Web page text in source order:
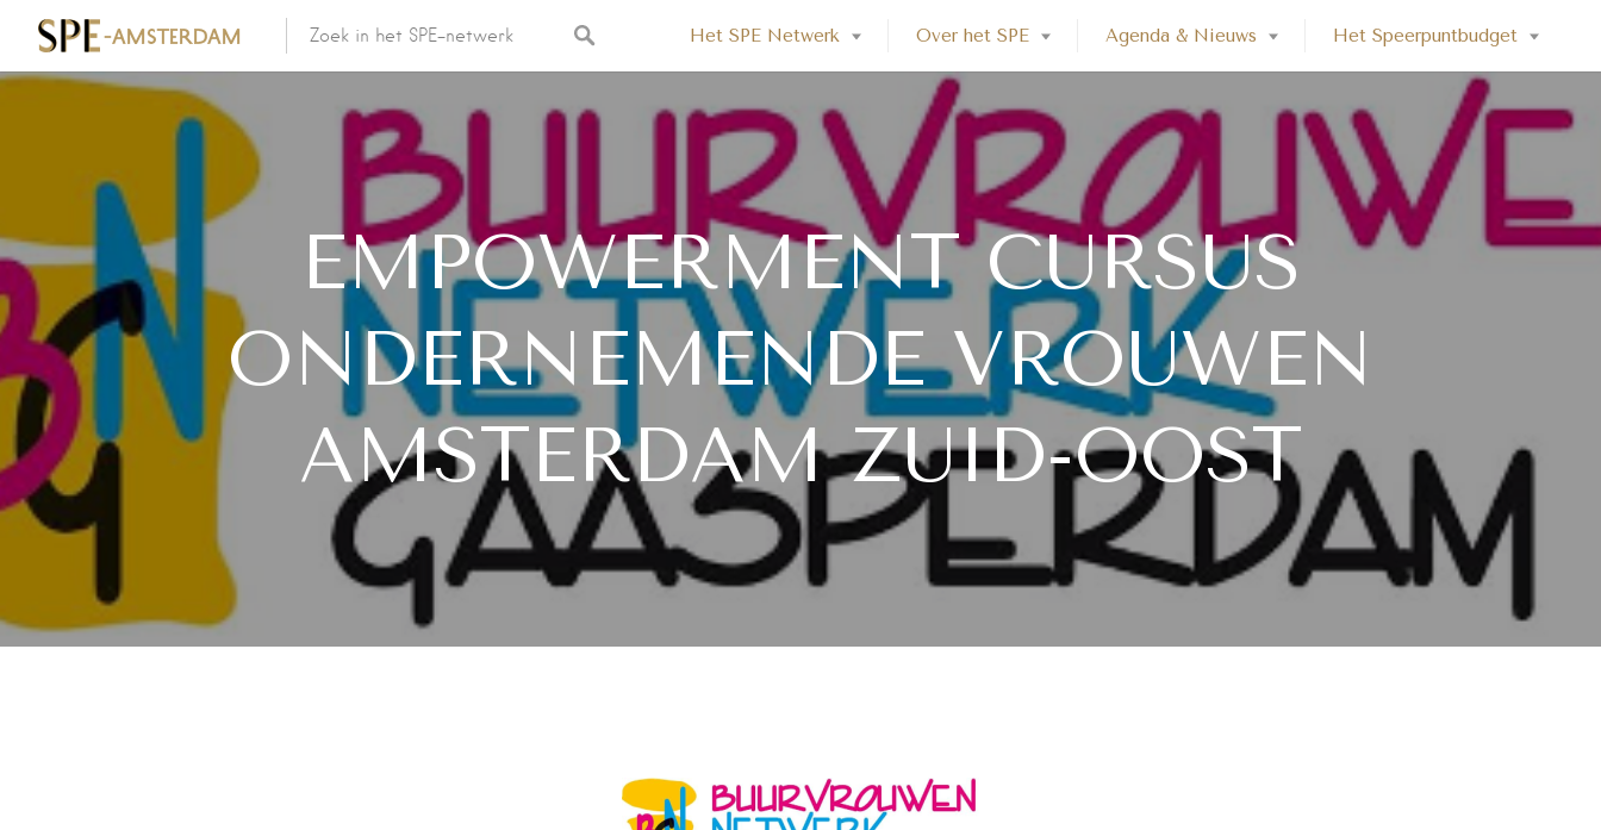
Het SPE Netwerk Over het SPE Agenda & Nieuws Het Speerpuntbudget
EMPOWERMENT CURSUS
ONDERNEMENDE VROUWEN
AMSTERDAM ZUID-OOST